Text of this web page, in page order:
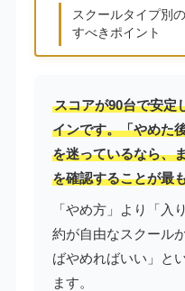
スクールタイプ別
すべきポイント
スコアが90台で安定
インです。「やめた
を迷っているなら、
を確認することが最
「やめ方」より「入
約が自由なスクール
ばやめればいい」と
ます。